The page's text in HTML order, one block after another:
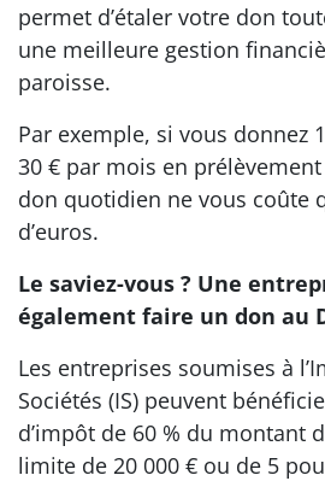
permet d’étaler votre don
une meilleure gestion
paroisse.
Par exemple, si vous donnez
30 € par mois en
don quotidien ne vous coûte
d’euros.
Le saviez-vous ? Une
également faire un don au
Les entreprises soumises à
Sociétés (IS) peuvent
d’impôt de 60 % du montant
limite de 20 000 € ou de 5